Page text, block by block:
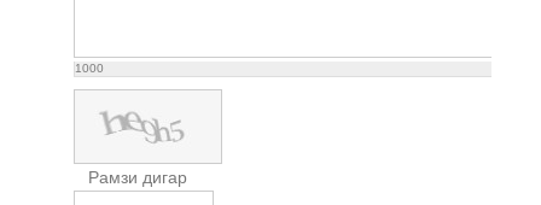
1000
Рамзи дигар